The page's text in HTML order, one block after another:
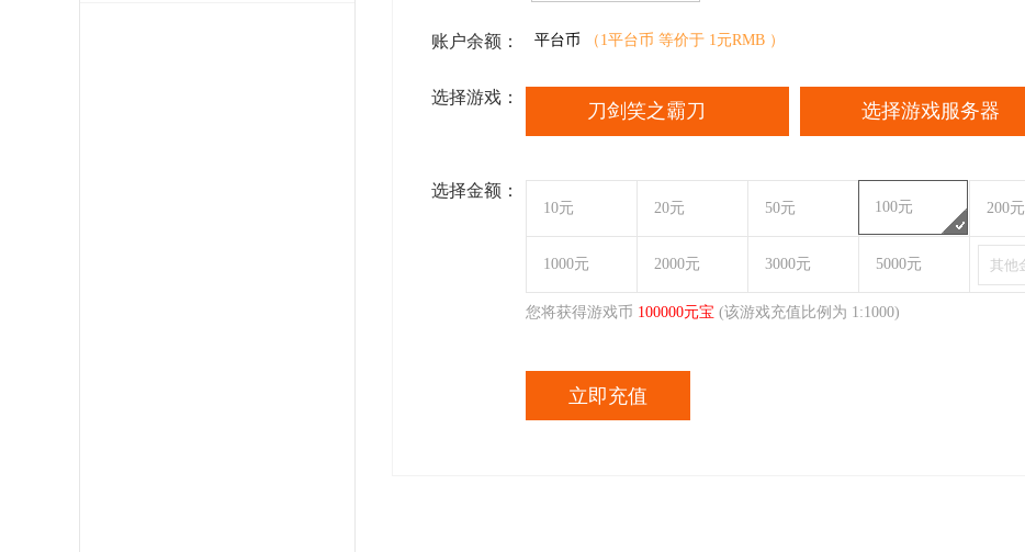
账户余额： 平台币 （1平台币 等价于 1元RMB ）
选择游戏：
刀剑笑之霸刀 选择游戏服务器
选择金额：
10元 20元 50元 100元 200元
1000元 2000元 3000元 5000元
您将获得游戏币 100000元宝 (该游戏充值比例为 1:1000)
立即充值